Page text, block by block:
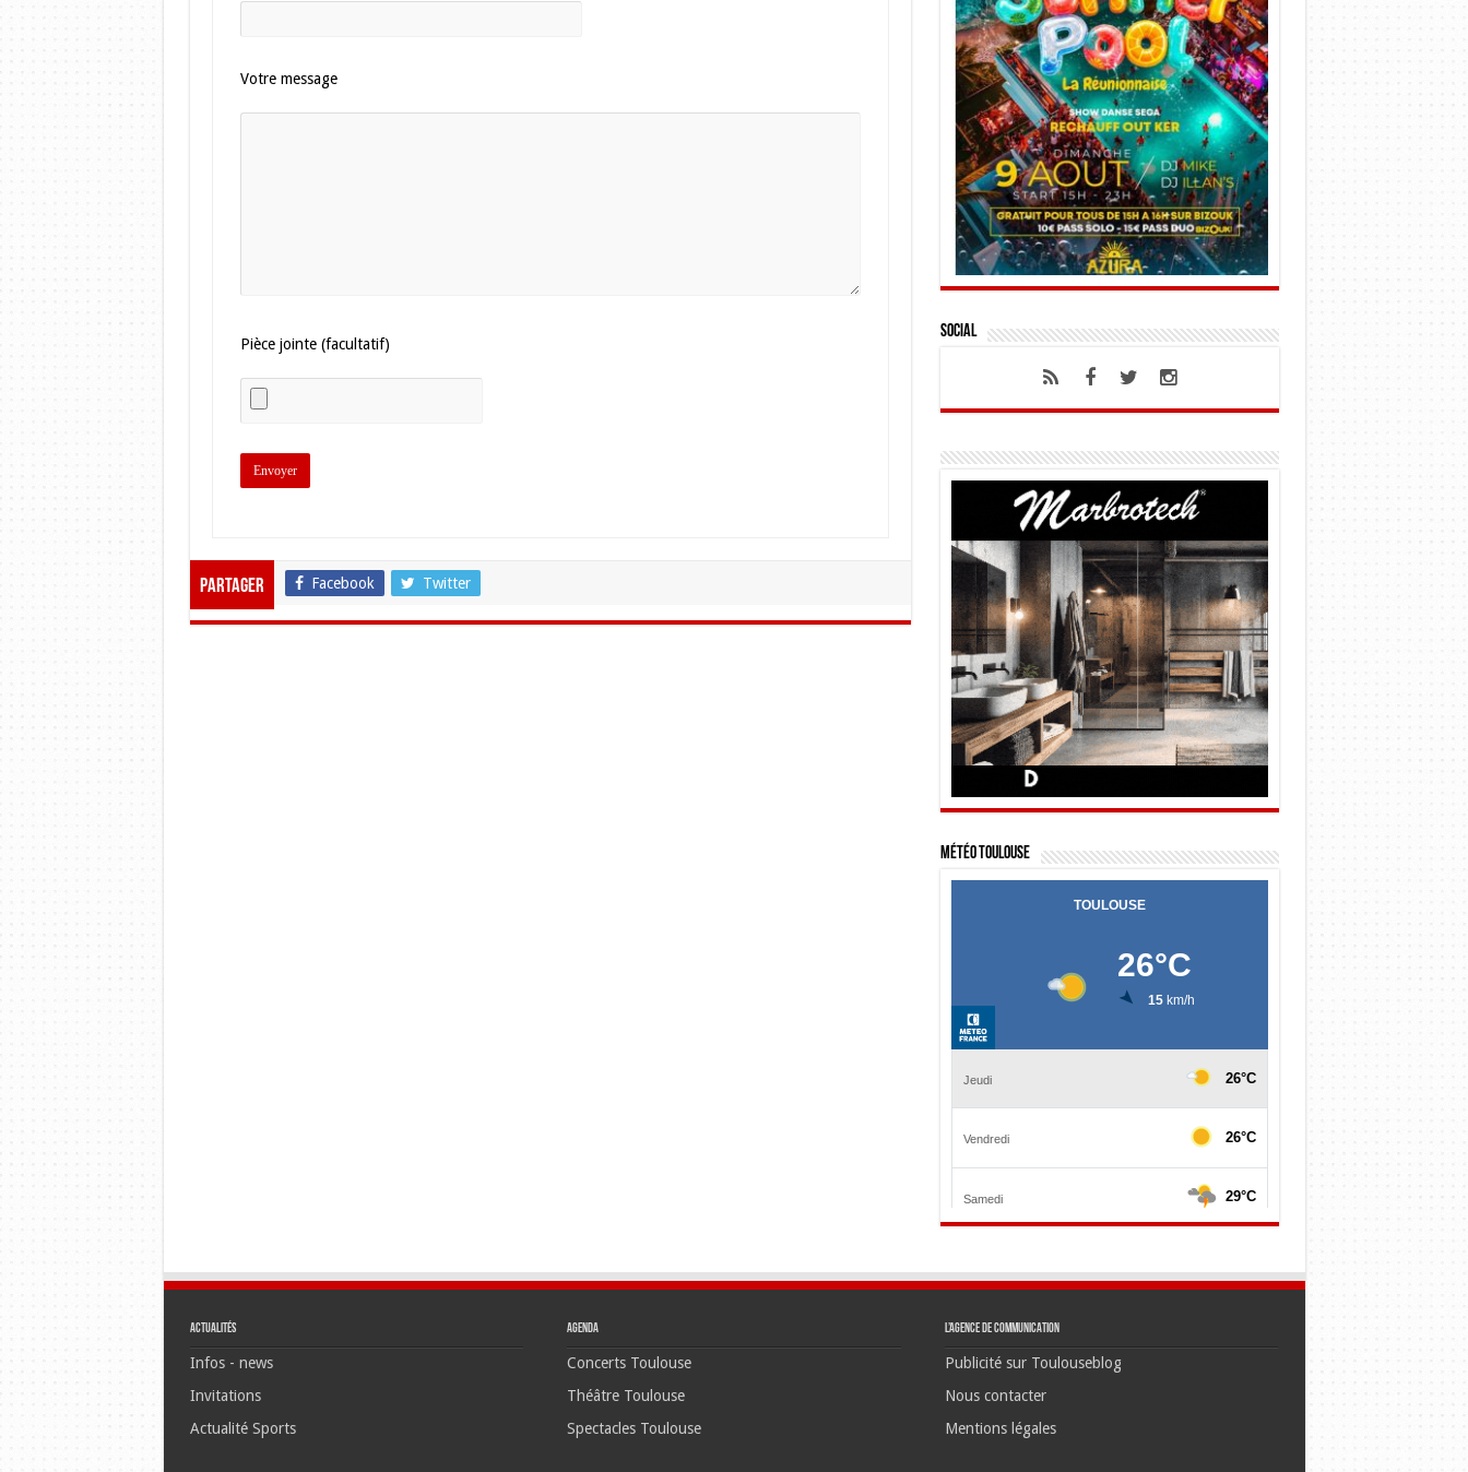
Votre message
Pièce jointe (facultatif)
Partager Facebook Twitter
Social
Météo Toulouse
Actualités
Infos - news
Invitations
Actualité Sports
Agenda
Concerts Toulouse
Théâtre Toulouse
Spectacles Toulouse
L’agence de communication
Publicité sur Toulouseblog
Nous contacter
Mentions légales